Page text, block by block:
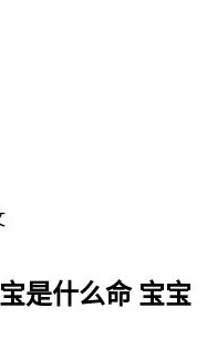
是什么命 宝宝